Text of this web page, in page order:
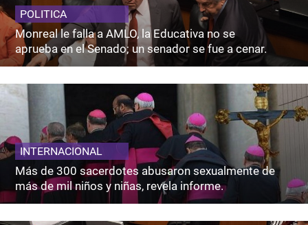
POLITICA
Monreal le falla a AMLO, la Educativa no se
aprueba en el Senado; un senador se fue a cenar.
INTERNACIONAL
Más de 300 sacerdotes abusaron sexualmente de
más de mil niños y niñas, revela informe.